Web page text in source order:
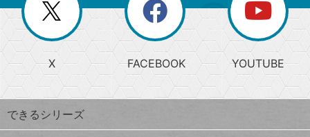
じ
る
search
検
索
上
昇
ワ
ー
ド
閉
じ
る
ー
か
ら
探
す
X FACEBOOK YOUTUBE
できるシリーズ